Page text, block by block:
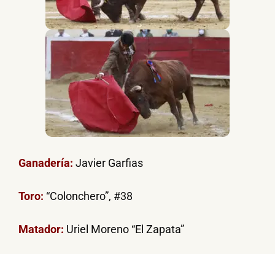
Ganadería: Javier Garfias
Toro: “Colonchero”, #38
Matador: Uriel Moreno “El Zapata”